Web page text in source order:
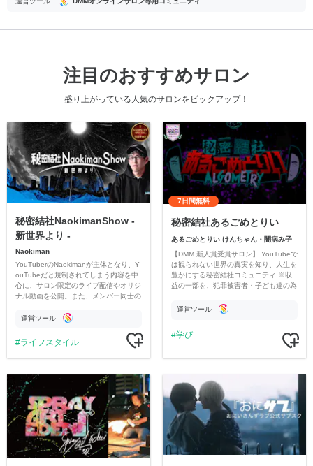
注目のおすすめサロン
盛り上がっている人気のサロンをピックアップ！
秘密結社NaokimanShow -
新世界より -
Naokiman
YouTuberのNaokimanが主体となり、Y
ouTubeだと規制されてしまう内容を中
心に、サロン限定のライブ配信やオリジ
ナル動画を公開。また、メンバー同士の
ただいています。
運営ツール
ライフスタイル
7日間無料
秘密結社あるごめとりい
あるごめとりい けんちゃん・闇病み子
【DMM 新人賞受賞サロン】 YouTubeで
は観られない世界の真実を知り、人生を
豊かにする秘密結社コミュニティ ※収
益の一部を、犯罪被害者・子ども達の為
す運営ツール
学び